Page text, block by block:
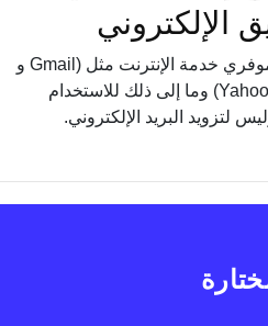
الإلكتروني
تم تصميم موفري خدمة الإنترنت مثل (Gmail و
Outlook و Yahoo) وما إلى ذلك للاستخدام
لتزويد البريد الإلكتروني.